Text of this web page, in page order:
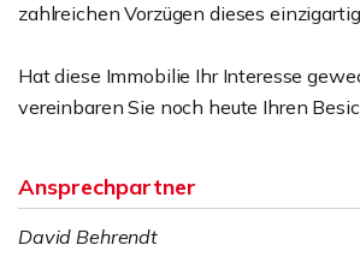
zahlreichen Vorzügen dieses
Hat diese Immobilie Ihr Interesse
vereinbaren Sie noch heute Ihren
Ansprechpartner
David Behrendt